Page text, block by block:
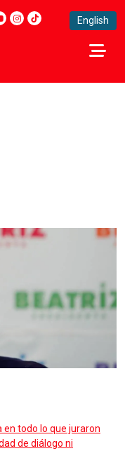
English
en todo lo que juraron
de diálogo ni